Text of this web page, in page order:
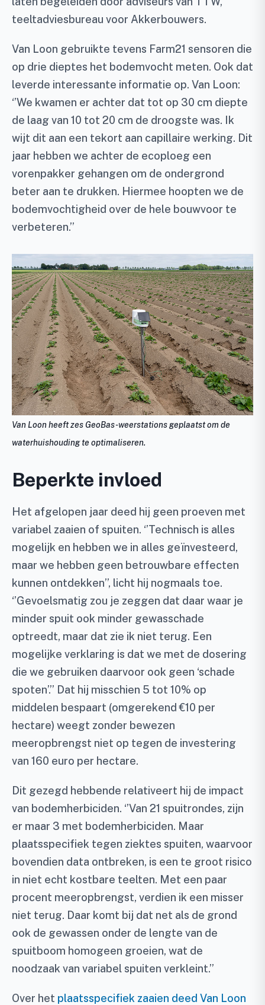
teeltadviesbureau voor Akkerbouwers.
Van Loon gebruikte tevens Farm21 sensoren die
op drie dieptes het bodemvocht meten. Ook dat
leverde interessante informatie op. Van Loon:
‘’We kwamen er achter dat tot op 30 cm diepte
de laag van 10 tot 20 cm de droogste was. Ik
wijt dit aan een tekort aan capillaire werking. Dit
jaar hebben we achter de ecoploeg een
vorenpakker gehangen om de ondergrond
beter aan te drukken. Hiermee hoopten we de
bodemvochtigheid over de hele bouwvoor te
verbeteren.’’
Van Loon heeft zes GeoBas-weerstations geplaatst om de
waterhuishouding te optimaliseren.
Beperkte invloed
Het afgelopen jaar deed hij geen proeven met
variabel zaaien of spuiten. ‘’Technisch is alles
mogelijk en hebben we in alles geïnvesteerd,
maar we hebben geen betrouwbare effecten
kunnen ontdekken’’, licht hij nogmaals toe.
‘’Gevoelsmatig zou je zeggen dat daar waar je
minder spuit ook minder gewasschade
optreedt, maar dat zie ik niet terug. Een
mogelijke verklaring is dat we met de dosering
die we gebruiken daarvoor ook geen ‘schade
spoten’.’’ Dat hij misschien 5 tot 10% op
middelen bespaart (omgerekend €10 per
hectare) weegt zonder bewezen
meeropbrengst niet op tegen de investering
van 160 euro per hectare.
Dit gezegd hebbende relativeert hij de impact
van bodemherbiciden. ‘’Van 21 spuitrondes, zijn
er maar 3 met bodemherbiciden. Maar
plaatsspecifiek tegen ziektes spuiten, waarvoor
bovendien data ontbreken, is een te groot risico
in niet echt kostbare teelten. Met een paar
procent meeropbrengst, verdien ik een misser
niet terug. Daar komt bij dat net als de grond
ook de gewassen onder de lengte van de
spuitboom homogeen groeien, wat de
noodzaak van variabel spuiten verkleint.’’
Over het plaatsspecifiek zaaien deed Van Loon